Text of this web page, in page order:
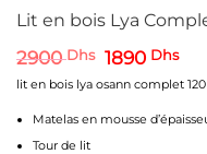
Lit en bois Lya
2900Dhs Le
initial
2900 Dhs.
1890 DhsLe
prix
est :
lit en bois lya osann complet
Matelas en mousse
Tour de lit